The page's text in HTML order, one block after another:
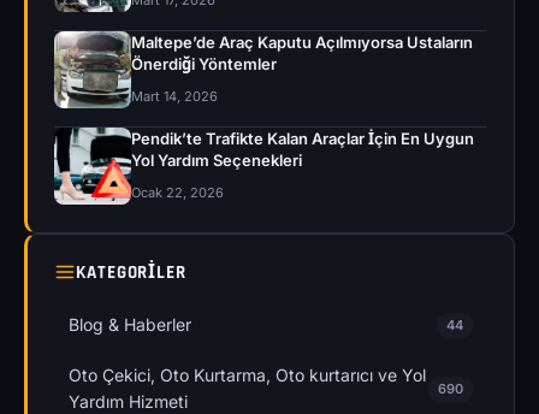
Maltepe’de Araç Kaputu Açılmıyorsa Ustaların
Önerdiği Yöntemler
Mart 14, 2026
Pendik’te Trafikte Kalan Araçlar İçin En Uygun
Yol Yardım Seçenekleri
Ocak 22, 2026
KATEGORILER
Blog & Haberler 44
Oto Çekici, Oto Kurtarma, Oto kurtarıcı ve Yol
Yardım Hizmeti
690